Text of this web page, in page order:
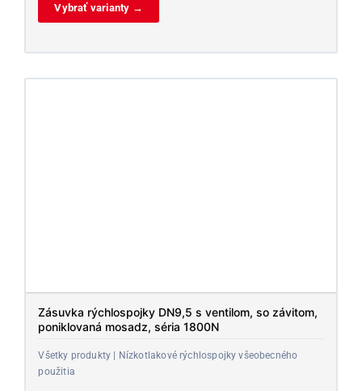
Vybrať varianty →
Zásuvka rýchlospojky DN9,5 s ventilom, so závitom,
poniklovaná mosadz, séria 1800N
Všetky produkty | Nízkotlakové rýchlospojky všeobecného
použitia